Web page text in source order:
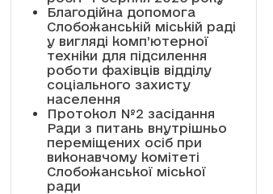
Благодійна допомога
Слобожанській міській раді
у вигляді комп’ютерної
техніки для підсилення
роботи фахівців відділу
соціального захисту
населення
Протокол №2 засідання
Ради з питань внутрішньо
переміщених осіб при
виконавчому комітеті
Слобожанської міської
ради